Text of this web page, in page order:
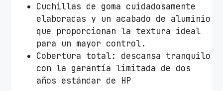
Cuchillas de goma cuidadosamente
elaboradas y un acabado de aluminio
que proporcionan la textura ideal
para un mayor control.
Cobertura total: descansa tranquilo
con la garantía limitada de dos
años estándar de HP